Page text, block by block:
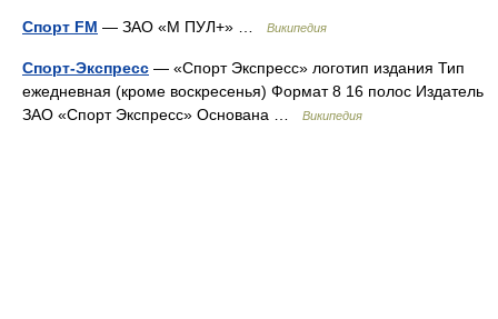
Спорт FM — ЗАО «М ПУЛ+» … Википедия
Спорт-Экспресс — «Спорт Экспресс» логотип издания Тип
ежедневная (кроме воскресенья) Формат 8 16 полос Издатель
ЗАО «Спорт Экспресс» Основана …
Википедия